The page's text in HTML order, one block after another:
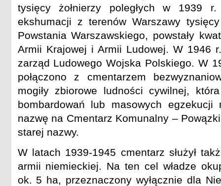
tysięcy żołnierzy poległych w 1939
ekshumacji z terenów Warszawy
Powstania Warszawskiego, powstały
Armii Krajowej i Armii Ludowej. W 1946
zarząd Ludowego Wojska Polskiego. W
połączono z cmentarzem
mogiły zbiorowe ludności cywilnej,
bombardowań lub masowych egzekucji
nazwę na Cmentarz Komunalny –
starej nazwy.
W latach 1939-1945 cmentarz służył
armii niemieckiej. Na ten cel władze
ok. 5 ha, przeznaczony wyłącznie dla